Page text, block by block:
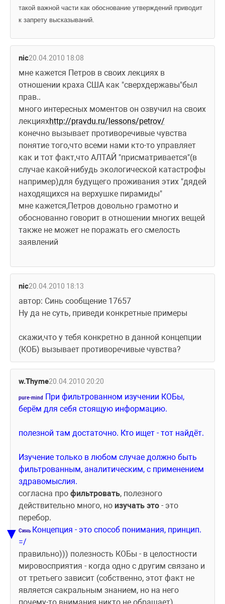
такой важной части как обоснование утверждений приводит
к запрету высказываний.
nic20.04.2010 18:08
мне кажется Петров в своих лекциях в
отношении краха США как "сверхдержавы"был
прав..
много интересных моментов он озвучил на своих
лекцияхhttp://pravdu.ru/lessons/petrov/
конечно вызывает противоречивые чувства
понятие того,что всеми нами кто-то управляет
как и тот факт,что АЛТАЙ "присматривается"(в
случае какой-нибудь экологической катастрофы
например)для будущего проживания этих "дядей
находящихся на верхушке пирамиды"
мне кажется,Петров довольно грамотно и
обоснованно говорит в отношении многих вещей
также не может не поражать его смелость
заявлений
nic20.04.2010 18:13
автор: Синь сообщение 17657
Ну да не суть, приведи конкретные примеры
скажи,что у тебя конкретно в данной концепции
(КОБ) вызывает противоречивые чувства?
w.Thyme20.04.2010 20:20
pure-mind
При фильтрованном изучении КОБы,
берём для себя стоящую информацию.
полезной там достаточно. Кто ищет - тот найдёт.
Изучение только в любом случае должно быть
фильтрованным, аналитическим, с применением
здравомыслия.
согласна про фильтровать, полезного
действительно много, но изучать это - это
перебор.
Синь Концепция - это способ понимания, принцип.
=/
правильно))) полезность КОБы - в целостности
мировосприятия - когда одно с другим связано и
от третьего зависит (собственно, этот факт не
является сакральным знанием, но на него
почему-то внимания никто не обращает)
▼